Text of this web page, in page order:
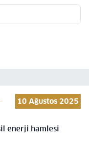
10 Ağustos 2025
enerji hamlesi